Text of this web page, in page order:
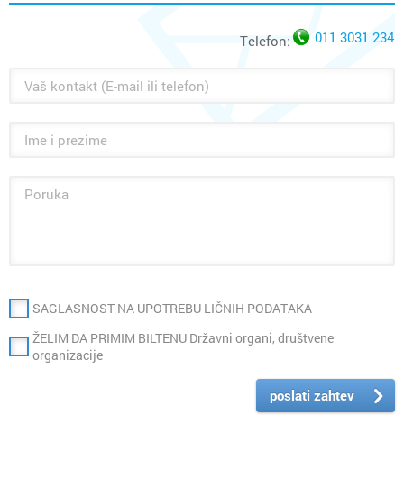
Telefon: 011 3031 234
SAGLASNOST NA UPOTREBU LIČNIH PODATAKA
ŽELIM DA PRIMIM BILTENU Državni organi, društvene
organizacije
poslati zahtev